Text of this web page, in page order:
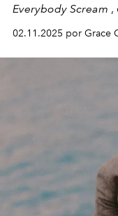
Everybody Scream ,
fechas en
02.11.2025 por Grace